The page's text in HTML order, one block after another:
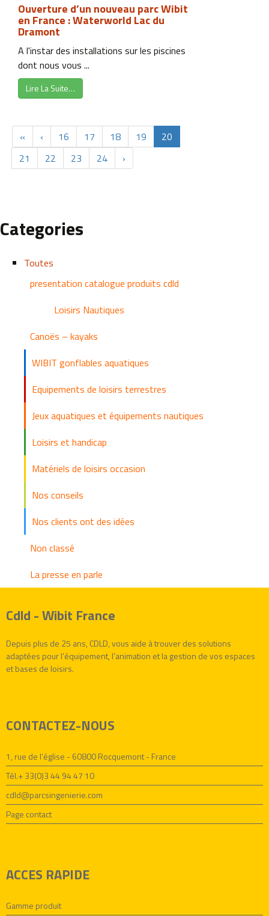
Ouverture d’un nouveau parc Wibit
en France : Waterworld Lac du
Dramont
A l'instar des installations sur les piscines
dont nous vous ...
Lire La Suite…
« ‹ 16 17 18 19
20
21
22 23 24 ›
Categories
Toutes
presentation catalogue produits cdld
Loisirs Nautiques
Canoës – kayaks
WIBIT gonflables aquatiques
Equipements de loisirs terrestres
Jeux aquatiques et équipements nautiques
Loisirs et handicap
Matériels de loisirs occasion
Nos conseils
Nos clients ont des idées
Non classé
La presse en parle
Cdld - Wibit France
Depuis plus de 25 ans, CDLD, vous aide à trouver des solutions
adaptées pour l’équipement, l’animation et la gestion de vos espaces
et bases de loisirs.
CONTACTEZ-NOUS
1, rue de l’église - 60800 Rocquemont - France
Tél.+ 33(0)3 44 94 47 10
cdld@parcsingenierie.com
Page contact
ACCES RAPIDE
Gamme produit